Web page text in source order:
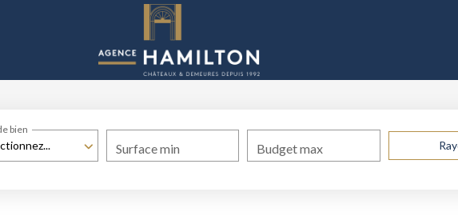
bien
Surface min Budget max